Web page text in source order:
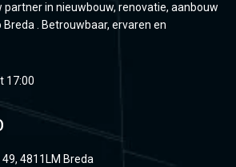
partner in nieuwbouw, renovatie, aanbouw
. Betrouwbaar, ervaren en
17:00
4811LM Breda